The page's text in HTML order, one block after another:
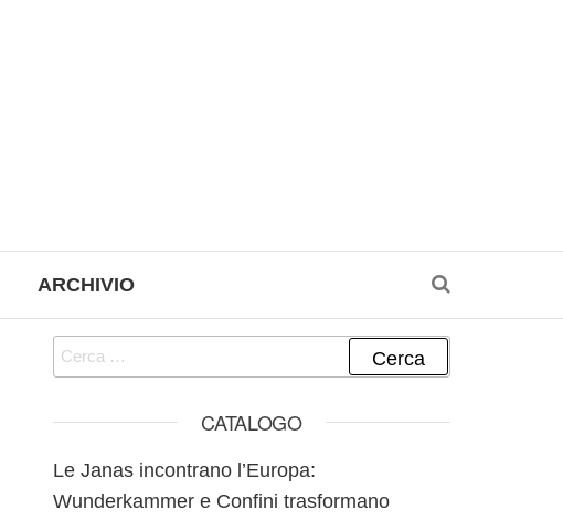
ARCHIVIO
Ricerca per:
CATALOGO
Le Janas incontrano l’Europa:
Wunderkammer e Confini trasformano